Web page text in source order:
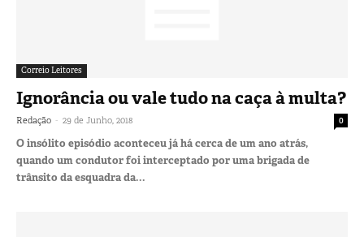
Correio Leitores
Ignorância ou vale tudo na caça à multa?
Redação - 29 de Junho, 2018 0
O insólito episódio aconteceu já há cerca de um ano atrás,
quando um condutor foi interceptado por uma brigada de
trânsito da esquadra da...